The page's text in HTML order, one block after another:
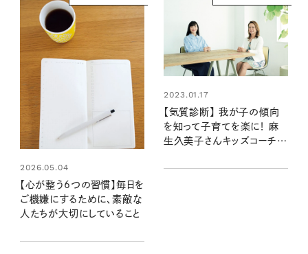
2026.05.04
【心が整う6つの習慣】毎日を
ご機嫌にするために、素敵な
人たちが大切にしていること
2023.01.17
【気質診断】 我が子の傾向
を知って子育てを楽に！ 麻
生久美子さんキッズコーチン